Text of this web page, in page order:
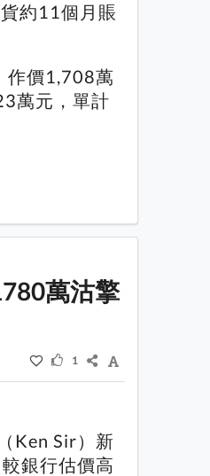
約11個月賬
作價1,708萬
萬元，單計
1 / 1
萬沽擎
1
Ken Sir）新
銀行估價高